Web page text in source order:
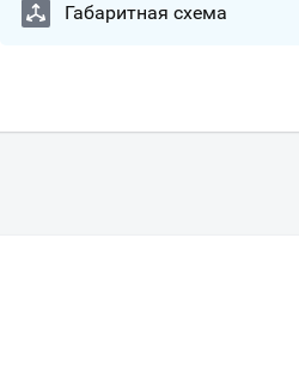
Габаритная схема